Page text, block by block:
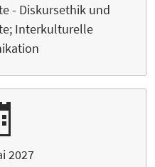
- Diskursethik und
Interkulturelle
2027